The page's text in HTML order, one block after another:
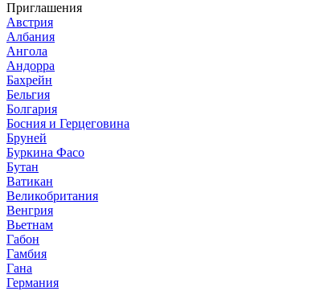
Приглашения
Австрия
Албания
Ангола
Андорра
Бахрейн
Бельгия
Болгария
Босния и Герцеговина
Бруней
Буркина Фасо
Бутан
Ватикан
Великобритания
Венгрия
Вьетнам
Габон
Гамбия
Гана
Германия